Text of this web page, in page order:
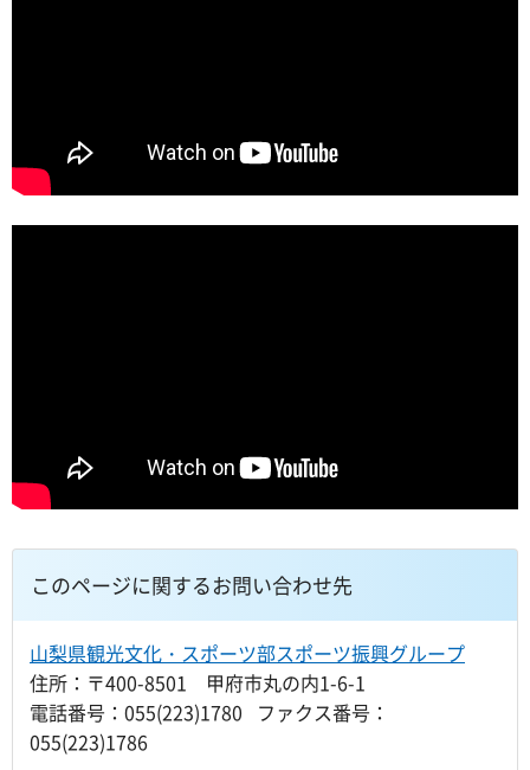
このページに関するお問い合わせ先
山梨県観光文化・スポーツ部スポーツ振興グループ
住所：〒400-8501 甲府市丸の内1-6-1
電話番号：055(223)1780 ファクス番号：
055(223)1786